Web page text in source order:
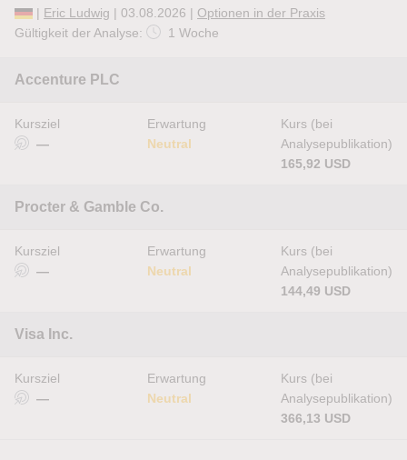
| Eric Ludwig | 03.08.2026 | Optionen in der Praxis
Gültigkeit der Analyse:
1 Woche
Accenture PLC
Kursziel
—
Erwartung
Neutral
Kurs (bei
Analysepublikation)
165,92 USD
Procter & Gamble Co.
Kursziel
—
Erwartung
Neutral
Kurs (bei
Analysepublikation)
144,49 USD
Visa Inc.
Kursziel
—
Erwartung
Neutral
Kurs (bei
Analysepublikation)
366,13 USD